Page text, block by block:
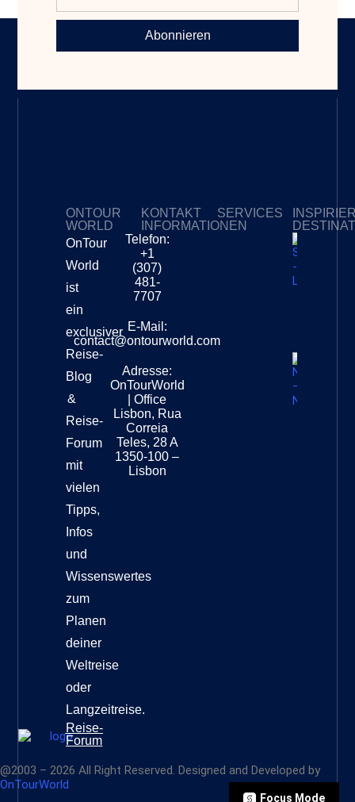
Abonnieren
ONTOUR
WORLD
OnTour
World
ist
ein
exclusiver
Reise-
Blog
&
Reise-
Forum
mit
vielen
Tipps,
Infos
und
Wissenswertes
zum
Planen
deiner
Weltreise
oder
Langzeitreise.
Reise-
Forum
KONTAKT
INFORMATIONEN
Telefon:
+1
(307)
481-
7707
E-Mail:
contact@ontourworld.com
Adresse:
OnTourWorld
| Office
Lisbon, Rua
Correia
Teles, 28 A
1350-100 –
Lisbon
SERVICES
@2003 – 2026 All Right Reserved. Designed and Developed by
OnTourWorld
Focus Mode